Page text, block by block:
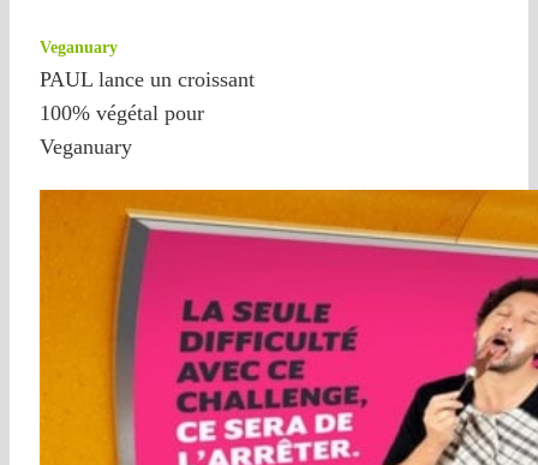
Veganuary
PAUL lance un croissant
100% végétal pour
Veganuary